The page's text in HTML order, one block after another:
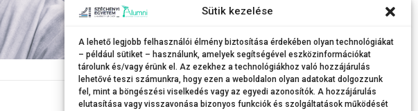
Sütik kezelése
A lehető legjobb felhasználói élmény biztosítása érdekében olyan technológiákat
– például sütiket – használunk, amelyek segítségével eszközinformációkat
tárolunk és/vagy érünk el. Az ezekhez a technológiákhoz való hozzájárulás
lehetővé teszi számunkra, hogy ezen a weboldalon olyan adatokat dolgozzunk
fel, mint a böngészési viselkedés vagy az egyedi azonosítók. A hozzájárulás
elutasítása vagy visszavonása bizonyos funkciók és szolgáltatások működését